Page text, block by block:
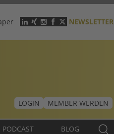
Header
menu
NEWSLETTER
LOGIN
MEMBER WERDEN
PODCAST BLOG